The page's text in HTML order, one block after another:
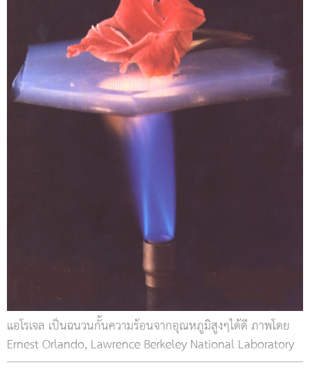
แอโรเจล เป็นฉนวนกั้นความร้อนจากอุณหภูมิสูงๆได้ดี ภาพโดย
Ernest Orlando, Lawrence Berkeley National Laboratory